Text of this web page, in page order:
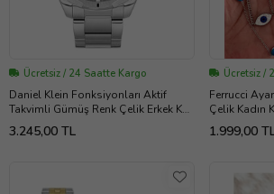
Ücretsiz / 24 Saatte Kargo
Daniel Klein Fonksiyonları Aktif
Takvimli Gümüş Renk Çelik Erkek Kol
Saati (Siyah Gümüş)
3.245,00 TL
Ücretsiz /
Ferrucci
Çelik Kadın
Kolye
1.999,00